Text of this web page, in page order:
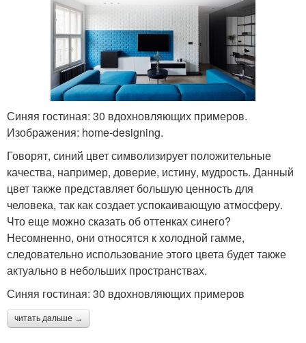
Синяя гостиная: 30 вдохновляющих примеров.
Изображения: home-designing.
Говорят, синий цвет символизирует положительные
качества, например, доверие, истину, мудрость. Данный
цвет также представляет большую ценность для
человека, так как создает успокаивающую атмосферу.
Что еще можно сказать об оттенках синего?
Несомненно, они относятся к холодной гамме,
следовательно использование этого цвета будет также
актуально в небольших пространствах.
Синяя гостиная: 30 вдохновляющих примеров
читать дальше →